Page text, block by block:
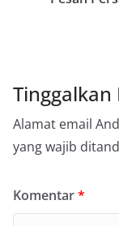
Tinggalkan
Alamat email
yang wajib
Komentar*